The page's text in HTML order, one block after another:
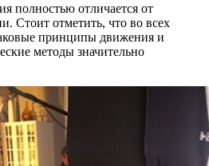
полностью отличается от
Стоит отметить, что во всех
принципы движения и
методы значительно